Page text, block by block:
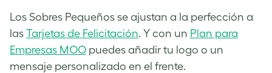
Los Sobres Pequeños se ajustan a la perfección a
las Tarjetas de Felicitación. Y con un Plan para
Empresas MOO puedes añadir tu logo o un
mensaje personalizado en el frente.